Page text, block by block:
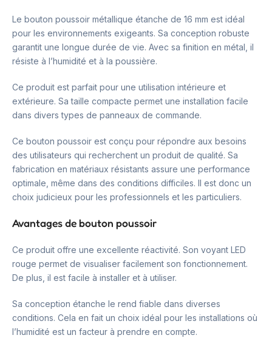
Le bouton poussoir métallique étanche de 16 mm est idéal
pour les environnements exigeants. Sa conception robuste
garantit une longue durée de vie. Avec sa finition en métal, il
résiste à l’humidité et à la poussière.
Ce produit est parfait pour une utilisation intérieure et
extérieure. Sa taille compacte permet une installation facile
dans divers types de panneaux de commande.
Ce bouton poussoir est conçu pour répondre aux besoins
des utilisateurs qui recherchent un produit de qualité. Sa
fabrication en matériaux résistants assure une performance
optimale, même dans des conditions difficiles. Il est donc un
choix judicieux pour les professionnels et les particuliers.
Avantages de bouton poussoir
Ce produit offre une excellente réactivité. Son voyant LED
rouge permet de visualiser facilement son fonctionnement.
De plus, il est facile à installer et à utiliser.
Sa conception étanche le rend fiable dans diverses
conditions. Cela en fait un choix idéal pour les installations où
l’humidité est un facteur à prendre en compte.